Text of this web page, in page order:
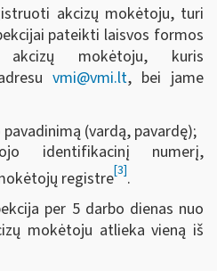
akcizų mokėtoju, turi
pateikti laisvos formos
akcizų mokėtoju, kuris
vmi@vmi.lt, bei jame
(vardą, pavardę);
identifikacinį numerį,
registre[3].
per 5 darbo dienas nuo
mokėtoju atlieka vieną iš